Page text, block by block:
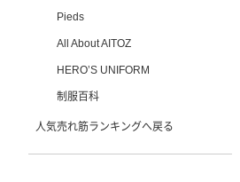
Pieds
All About AITOZ
HERO’S UNIFORM
制服百科
人気売れ筋ランキングへ戻る